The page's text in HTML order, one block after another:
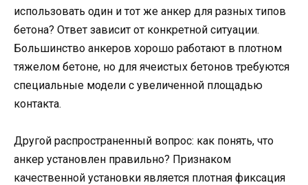
использовать один и тот же анкер для разных типов
бетона? Ответ зависит от конкретной ситуации.
Большинство анкеров хорошо работают в плотном
тяжелом бетоне, но для ячеистых бетонов требуются
специальные модели с увеличенной площадью
контакта.
Другой распространенный вопрос: как понять, что
анкер установлен правильно? Признаком
качественной установки является плотная фиксация